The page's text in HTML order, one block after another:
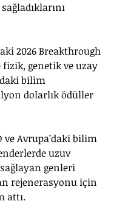
2026 Breakthrough
genetik ve uzay
bilim
dolarlık ödüller
ve Avrupa’daki bilim
uzuv
genleri
rejenerasyonu için
attı.